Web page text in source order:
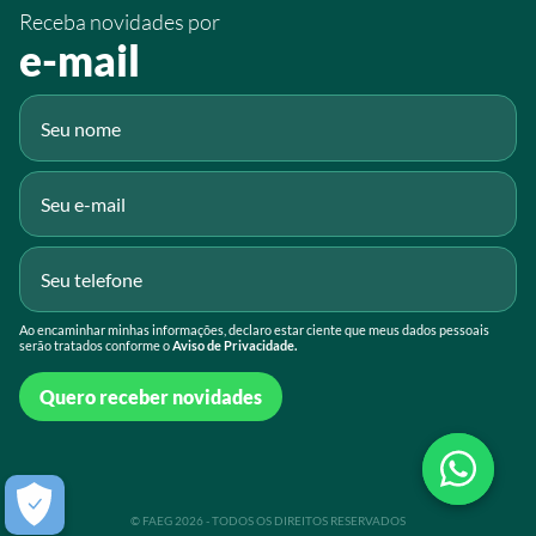
Receba novidades por
e-mail
Ao encaminhar minhas informações, declaro estar ciente que meus dados pessoais
serão tratados conforme oAviso de Privacidade.
Quero receber novidades
© FAEG 2026 - TODOS OS DIREITOS RESERVADOS